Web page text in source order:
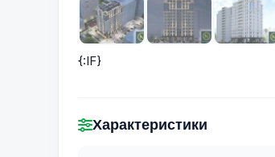
{:IF}
Характеристики